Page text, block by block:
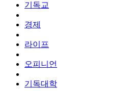
기독교
경제
라이프
오피니언
기독대학